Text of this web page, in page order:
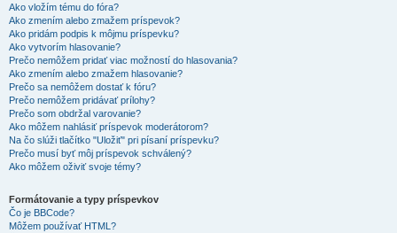
Ako vložím tému do fóra?
Ako zmením alebo zmažem príspevok?
Ako pridám podpis k môjmu príspevku?
Ako vytvorím hlasovanie?
Prečo nemôžem pridať viac možností do hlasovania?
Ako zmením alebo zmažem hlasovanie?
Prečo sa nemôžem dostať k fóru?
Prečo nemôžem pridávať prílohy?
Prečo som obdržal varovanie?
Ako môžem nahlásiť príspevok moderátorom?
Na čo slúži tlačítko "Uložiť" pri písaní príspevku?
Prečo musí byť môj príspevok schválený?
Ako môžem oživiť svoje témy?
Formátovanie a typy príspevkov
Čo je BBCode?
Môžem používať HTML?